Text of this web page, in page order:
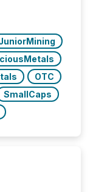
identifying
This...
OTC
SmallCaps